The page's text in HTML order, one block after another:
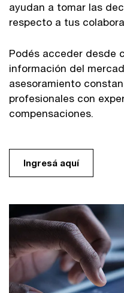
ayudan a tomar las
respecto a tus
Podés acceder desde
información del
asesoramiento
profesionales con
compensaciones.
Ingresá aquí